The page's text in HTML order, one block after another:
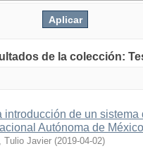
de la colección:
introducción de un
Autónoma de
Tulio Javier (2019-04-02)